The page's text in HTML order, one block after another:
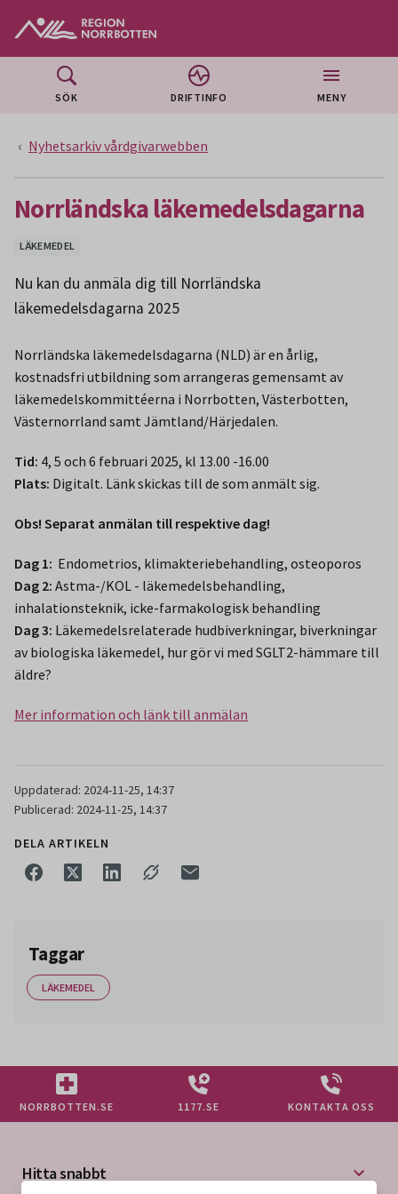
SÖK DRIFTINFO MENY
Nyhetsarkiv vårdgivarwebben
Norrländska läkemedelsdagarna
LÄKEMEDEL
Nu kan du anmäla dig till Norrländska
läkemedelsdagarna 2025
Norrländska läkemedelsdagarna (NLD) är en årlig,
kostnadsfri utbildning som arrangeras gemensamt av
läkemedelskommittéerna i Norrbotten, Västerbotten,
Västernorrland samt Jämtland/Härjedalen.
Tid: 4, 5 och 6 februari 2025, kl 13.00 -16.00
Plats: Digitalt. Länk skickas till de som anmält sig.
Obs! Separat anmälan till respektive dag!
Dag 1: Endometrios, klimakteriebehandling, osteoporos
Dag 2: Astma-/KOL - läkemedelsbehandling,
inhalationsteknik, icke-farmakologisk behandling
Dag 3: Läkemedelsrelaterade hudbiverkningar, biverkningar
av biologiska läkemedel, hur gör vi med SGLT2-hämmare till
äldre?
Mer information och länk till anmälan
Uppdaterad: 2024-11-25, 14:37
Publicerad: 2024-11-25, 14:37
DELA ARTIKELN
Taggar
LÄKEMEDEL
NORRBOTTEN.SE 1177.SE KONTAKTA OSS
Hitta snabbt